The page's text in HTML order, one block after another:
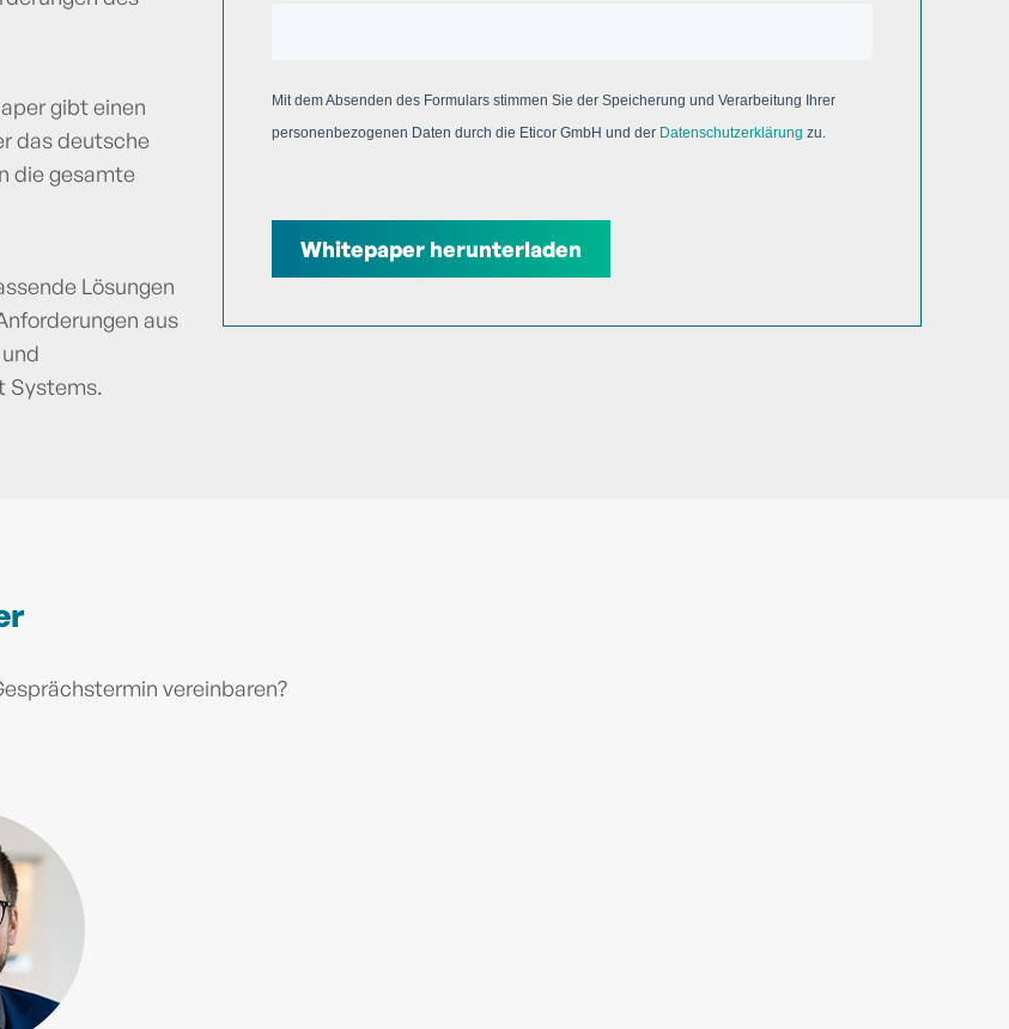
gibt einen
das deutsche
die gesamte
Lösungen
aus
Systems​.
Mit dem Absenden des Formulars stimmen Sie der Speicherung und Verarbeitung Ihrer
personenbezogenen Daten durch die Eticor GmbH und der Datenschutzerklärung zu.
Whitepaper herunterladen
vereinbaren?